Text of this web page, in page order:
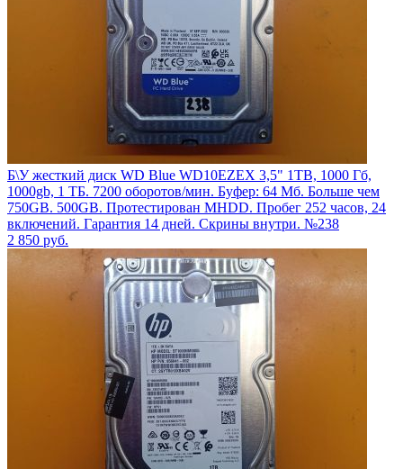
Б\У жесткий диск WD Blue WD10EZEX 3,5" 1TB, 1000 Гб,
1000gb, 1 ТБ. 7200 оборотов/мин. Буфер: 64 Мб. Больше чем
750GB. 500GB. Протестирован MHDD. Пробег 252 часов, 24
включений. Гарантия 14 дней. Скрины внутри. №238
2 850 руб.